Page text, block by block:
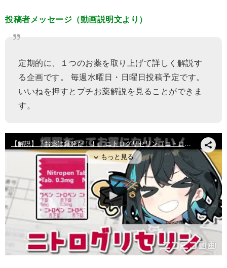
投稿者メッセージ（動画説明文より）
定期的に、１つのお薬を取り上げて詳しく解説す
る企画です。 毎週水曜日・日曜日投稿予定です。
いいねを押すとプチお薬解説を見ることができま
す。